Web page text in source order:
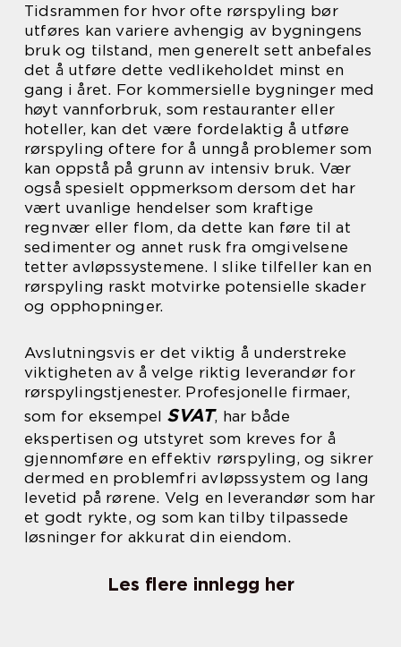
Tidsrammen for hvor ofte rørspyling bør
utføres kan variere avhengig av bygningens
bruk og tilstand, men generelt sett anbefales
det å utføre dette vedlikeholdet minst en
gang i året. For kommersielle bygninger med
høyt vannforbruk, som restauranter eller
hoteller, kan det være fordelaktig å utføre
rørspyling oftere for å unngå problemer som
kan oppstå på grunn av intensiv bruk. Vær
også spesielt oppmerksom dersom det har
vært uvanlige hendelser som kraftige
regnvær eller flom, da dette kan føre til at
sedimenter og annet rusk fra omgivelsene
tetter avløpssystemene. I slike tilfeller kan en
rørspyling raskt motvirke potensielle skader
og opphopninger.
Avslutningsvis er det viktig å understreke
viktigheten av å velge riktig leverandør for
rørspylingstjenester. Profesjonelle firmaer,
som for eksempel SVAT, har både
ekspertisen og utstyret som kreves for å
gjennomføre en effektiv rørspyling, og sikrer
dermed en problemfri avløpssystem og lang
levetid på rørene. Velg en leverandør som har
et godt rykte, og som kan tilby tilpassede
løsninger for akkurat din eiendom.
Les flere innlegg her